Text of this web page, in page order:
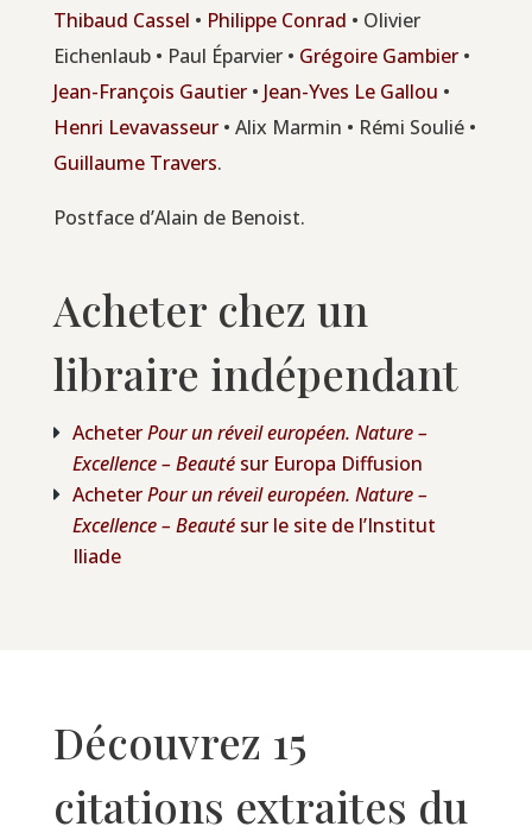
Thi­baud Cas­sel • Phi­lippe Conrad • Oli­vier
Eichen­laub • Paul Épar­vier • Gré­goire Gam­bier•
Jean-Fran­çois Gau­tier• Jean-Yves Le Gal­lou •
Hen­ri Leva­vas­seur• Alix Mar­min • Rémi Sou­lié •
Guillaume Tra­vers.
Post­face d’Alain de Benoist.
Acheter chez un
libraire indépendant
Ache­terPour un réveil euro­péen. Nature –
Excel­lence – Beau­tésur Euro­pa Diffusion
Ache­terPour un réveil euro­péen. Nature –
Excel­lence – Beau­tésur le site de l’Ins­ti­tut
Iliade
Découvrez 15
citations extraites du